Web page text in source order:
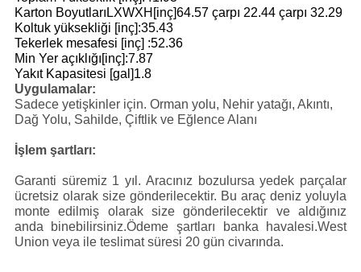
Karton BoyutlarıLXWXH[inç]64.57 çarpı 22.44 çarpı 32.29
Koltuk yüksekliği [inç]:35.43
Tekerlek mesafesi [inç] :52.36
Min Yer açıklığı[inç]:7.87
Yakıt Kapasitesi [gal]1.8
Uygulamalar:
Sadece yetişkinler için. Orman yolu, Nehir yatağı, Akıntı,
Dağ Yolu, Sahilde, Çiftlik ve Eğlence Alanı
İşlem şartları:
Garanti süremiz 1 yıl. Aracınız bozulursa yedek parçalar
ücretsiz olarak size gönderilecektir. Bu araç deniz yoluyla
monte edilmiş olarak size gönderilecektir ve aldığınız
anda binebilirsiniz.Ödeme şartları banka havalesi.West
Union veya ile teslimat süresi 20 gün civarında.